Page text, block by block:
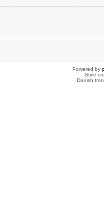
Powered by
Style
Danish